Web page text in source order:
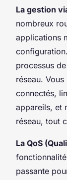
La gestion
nombreux
applications
processus
réseau.
connectés,
appareils, et
réseau, tout
La QoS
passante